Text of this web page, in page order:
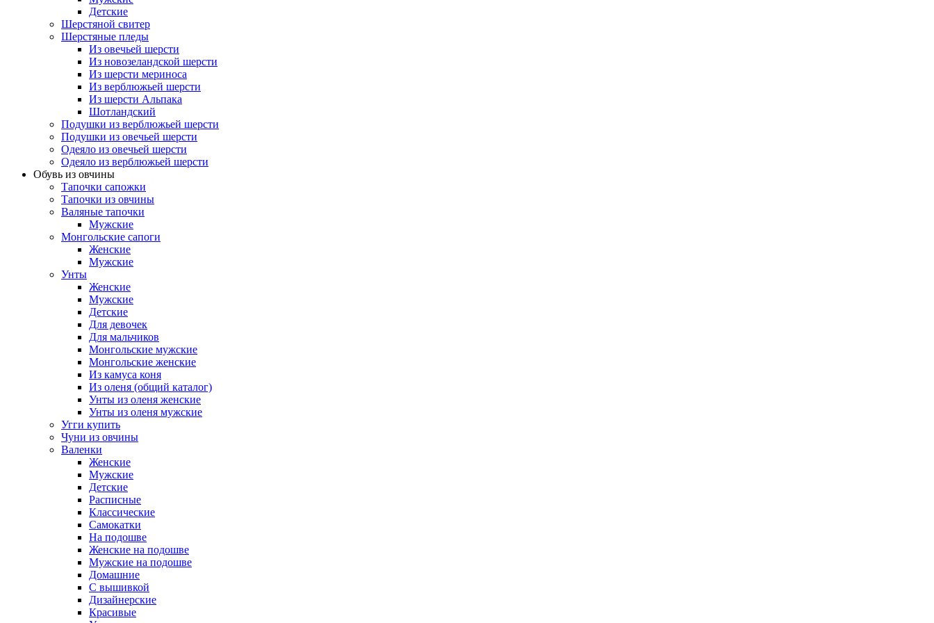
Детские
Шерстяной свитер
Шерстяные пледы
Из овечьей шерсти
Из новозеландской шерсти
Из шерсти мериноса
Из верблюжьей шерсти
Из шерсти Альпака
Шотландский
Подушки из верблюжьей шерсти
Подушки из овечьей шерсти
Одеяло из овечьей шерсти
Одеяло из верблюжьей шерсти
Обувь из овчины
Тапочки сапожки
Тапочки из овчины
Валяные тапочки
Мужские
Монгольские сапоги
Женские
Мужские
Унты
Женские
Мужские
Детские
Для девочек
Для мальчиков
Монгольские мужские
Монгольские женские
Из камуса коня
Из оленя (общий каталог)
Унты из оленя женские
Унты из оленя мужские
Угги купить
Чуни из овчины
Валенки
Женские
Мужские
Детские
Расписные
Классические
Самокатки
На подошве
Женские на подошве
Мужские на подошве
Домашние
С вышивкой
Дизайнерские
Красивые